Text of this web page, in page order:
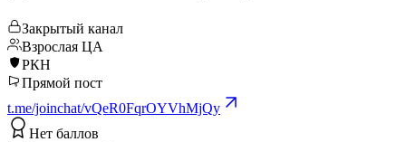
Закрытый канал
Взрослая ЦА
РКН
Прямой пост
t.me/joinchat/vQeR0FqrOYVhMjQy
Нет баллов